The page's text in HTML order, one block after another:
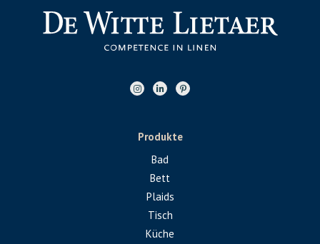
Produkte
Bad
Bett
Plaids
Tisch
Küche